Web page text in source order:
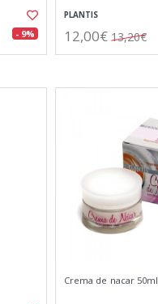
- 9%
PLANTIS
12,00€ 13,20€
Crema de nacar 50ml